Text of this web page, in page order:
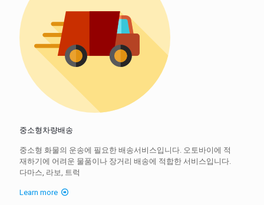
중소형차량배송
중소형 화물의 운송에 필요한 배송서비스입니다. 오토바이에 적
재하기에 어려운 물품이나 장거리 배송에 적합한 서비스입니다.
다마스, 라보, 트럭
Learn more